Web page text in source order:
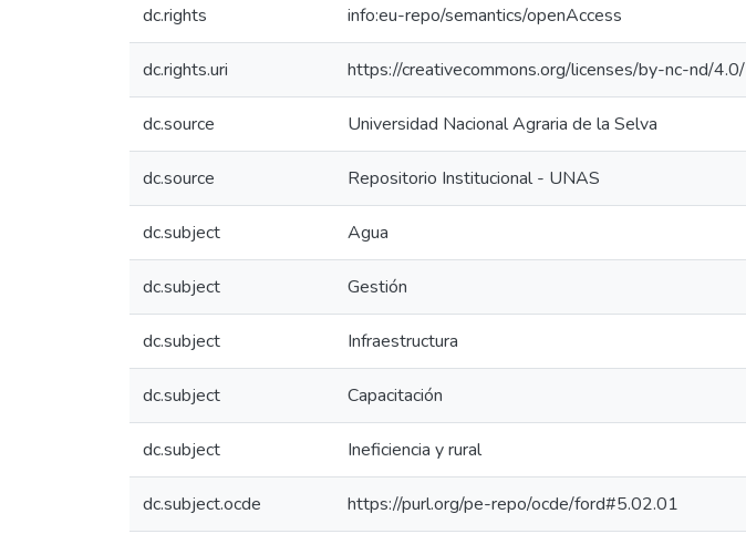
dc.rights info:eu-repo/semantics/openAccess
dc.rights.uri https://creativecommons.org/licenses/by-nc-nd/4.0/
dc.source Universidad Nacional Agraria de la Selva
dc.source Repositorio Institucional - UNAS
dc.subject Agua
dc.subject Gestión
dc.subject Infraestructura
dc.subject Capacitación
dc.subject Ineficiencia y rural
dc.subject.ocde https://purl.org/pe-repo/ocde/ford#5.02.01